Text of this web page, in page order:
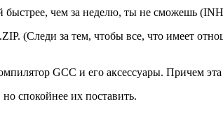
быстрее, чем за неделю, ты не сможешь
(Следи за тем, чтобы все, что имеет
GCC и его аксесcуары. Причем
спокойнее их поставить.